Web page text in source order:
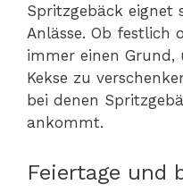
Spritzgebäck eignet
Anlässe. Ob festlich
immer einen Grund,
Kekse zu
bei denen
ankommt.
Feiertage und